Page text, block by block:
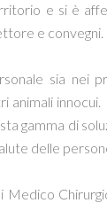
e si è
e convegni.
sia nei
animali innocui.
gamma di
delle